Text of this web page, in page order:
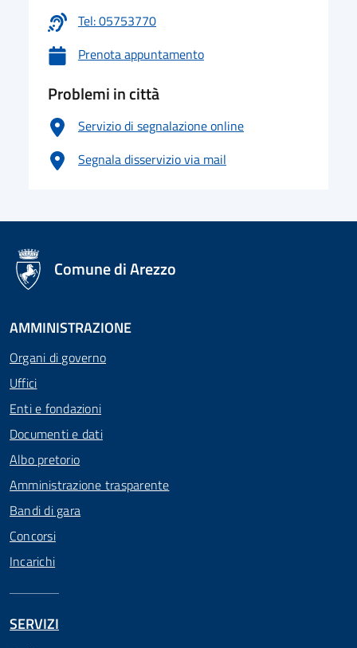
Tel: 05753770
Prenota appuntamento
Problemi in città
Servizio di segnalazione online
Segnala disservizio via mail
logo Unione Europea
Comune di Arezzo
AMMINISTRAZIONE
Organi di governo
Uffici
Enti e fondazioni
Documenti e dati
Albo pretorio
Amministrazione trasparente
Bandi di gara
Concorsi
Incarichi
SERVIZI